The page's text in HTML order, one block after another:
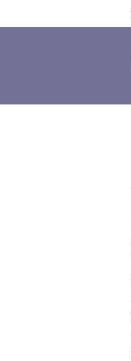
to